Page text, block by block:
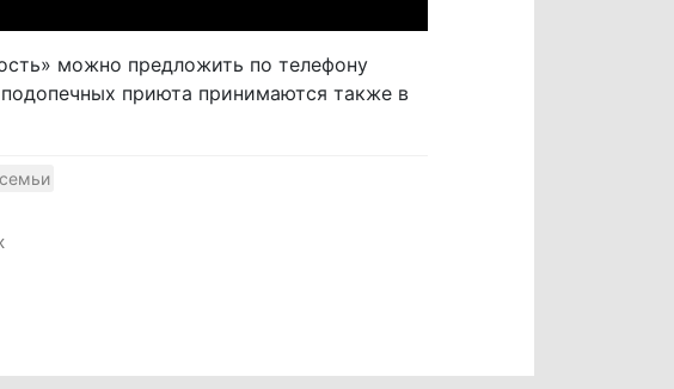
можно предложить по телефону
приюта принимаются также в